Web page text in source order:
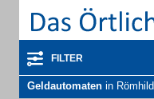
FILTER
Geldautomaten in Römhild